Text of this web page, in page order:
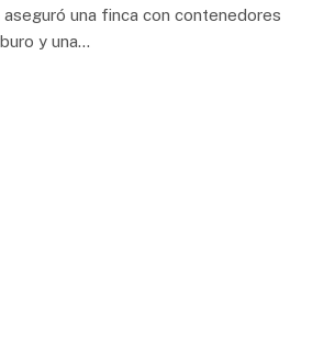
aseguró una finca con contenedores
y una…